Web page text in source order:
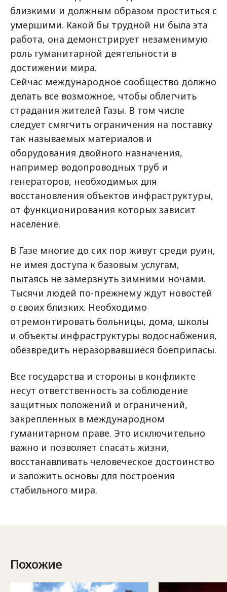
близкими и должным образом проститься с
умершими. Какой бы трудной ни была эта
работа, она демонстрирует незаменимую
роль гуманитарной деятельности в
достижении мира.
Сейчас международное сообщество должно
делать все возможное, чтобы облегчить
страдания жителей Газы. В том числе
следует смягчить ограничения на поставку
так называемых материалов и
оборудования двойного назначения,
например водопроводных труб и
генераторов, необходимых для
восстановления объектов инфраструктуры,
от функционирования которых зависит
население.
В Газе многие до сих пор живут среди руин,
не имея доступа к базовым услугам,
пытаясь не замерзнуть зимними ночами.
Тысячи людей по-прежнему ждут новостей
о своих близких. Необходимо
отремонтировать больницы, дома, школы
и объекты инфраструктуры водоснабжения,
обезвредить неразорвавшиеся боеприпасы.
Все государства и стороны в конфликте
несут ответственность за соблюдение
защитных положений и ограничений,
закрепленных в международном
гуманитарном праве. Это исключительно
важно и позволяет спасать жизни,
восстанавливать человеческое достоинство
и заложить основы для построения
стабильного мира.
Похожие